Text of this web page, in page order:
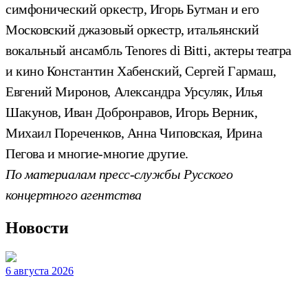
симфонический оркестр, Игорь Бутман и его
Московский джазовый оркестр, итальянский
вокальный ансамбль Tenores di Bitti, актеры театра
и кино Константин Хабенский, Сергей Гармаш,
Евгений Миронов, Александра Урсуляк, Илья
Шакунов, Иван Добронравов, Игорь Верник,
Михаил Пореченков, Анна Чиповская, Ирина
Пегова и многие-многие другие.
По материалам пресс-службы Русского
концертного агентства
Новости
6 августа 2026